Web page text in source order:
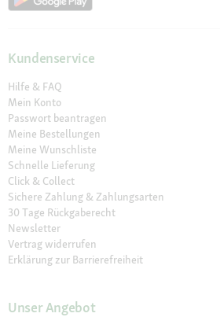
Kundenservice
Hilfe & FAQ
Mein Konto
Passwort beantragen
Meine Bestellungen
Meine Wunschliste
Schnelle Lieferung
Click & Collect
Sichere Zahlung & Zahlungsarten
30 Tage Rückgaberecht
Newsletter
Vertrag widerrufen
Erklärung zur Barrierefreiheit
Unser Angebot